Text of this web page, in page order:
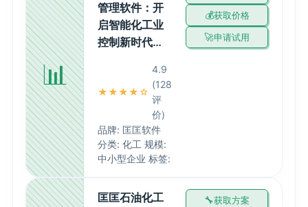
📊
管理软件：开
启智能化工业
控制新时代…
★★★★☆
4.9
(128
评
价)
品牌: 匡匡软件
分类: 化工 规模:
中小型企业 标签:
获取价格
申请试用
匡匡石油化工
获取方案